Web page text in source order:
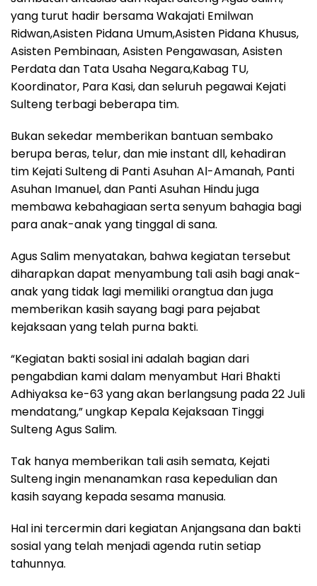
yang turut hadir bersama Wakajati Emilwan
Ridwan,Asisten Pidana Umum,Asisten Pidana Khusus,
Asisten Pembinaan, Asisten Pengawasan, Asisten
Perdata dan Tata Usaha Negara,Kabag TU,
Koordinator, Para Kasi, dan seluruh pegawai Kejati
Sulteng terbagi beberapa tim.
Bukan sekedar memberikan bantuan sembako
berupa beras, telur, dan mie instant dll, kehadiran
tim Kejati Sulteng di Panti Asuhan Al-Amanah, Panti
Asuhan Imanuel, dan Panti Asuhan Hindu juga
membawa kebahagiaan serta senyum bahagia bagi
para anak-anak yang tinggal di sana.
Agus Salim menyatakan, bahwa kegiatan tersebut
diharapkan dapat menyambung tali asih bagi anak-
anak yang tidak lagi memiliki orangtua dan juga
memberikan kasih sayang bagi para pejabat
kejaksaan yang telah purna bakti.
“Kegiatan bakti sosial ini adalah bagian dari
pengabdian kami dalam menyambut Hari Bhakti
Adhiyaksa ke-63 yang akan berlangsung pada 22 Juli
mendatang,” ungkap Kepala Kejaksaan Tinggi
Sulteng Agus Salim.
Tak hanya memberikan tali asih semata, Kejati
Sulteng ingin menanamkan rasa kepedulian dan
kasih sayang kepada sesama manusia.
Hal ini tercermin dari kegiatan Anjangsana dan bakti
sosial yang telah menjadi agenda rutin setiap
tahunnya.